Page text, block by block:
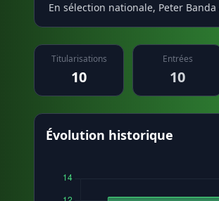
En sélection nationale, Peter
Titularisations
10
Entrées
10
Évolution historique